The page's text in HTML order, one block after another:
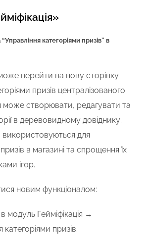
категоріями призів” в
перейти на нову сторінку
призів централізованого
може створювати, редагувати та
в деревовидному довіднику.
використовуються для
в магазині та спрощення їх
ігор.
новим функціоналом:
в модуль Гейміфікація →
категоріями призів.